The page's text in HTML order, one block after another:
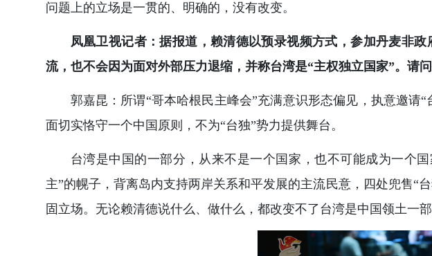
问题上的立场是一贯的、明确的，没有改变。
凤凰卫视记者：据报道，赖清德以预录视频方式，参加丹麦非
流，也不会因为面对外部压力退缩，并称台湾是“主权独立国家”。请
郭嘉昆：所谓“哥本哈根民主峰会”充满意识形态偏见，执意邀
面切实恪守一个中国原则，不为“台独”势力提供舞台。
台湾是中国的一部分，从来不是一个国家，也不可能成为一个
主”的幌子，背离岛内支持两岸关系和平发展的主流民意，四处兜售“
固立场。无论赖清德说什么、做什么，都改变不了台湾是中国领土一